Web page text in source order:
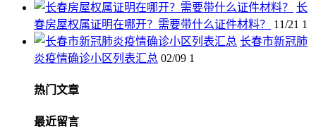
长
春房屋权属证明在哪开？需要带什么证件材料？
11/21 1
长春市新冠肺
炎疫情确诊小区列表汇总 02/09 1
热门文章
最近留言